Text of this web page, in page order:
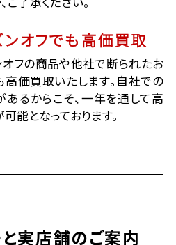
ンオフでも高価買取
オフの商品や他社で断られたお
高価買取いたします。自社での
るからこそ、一年を通して高
能となっております。
実店舗のご案内